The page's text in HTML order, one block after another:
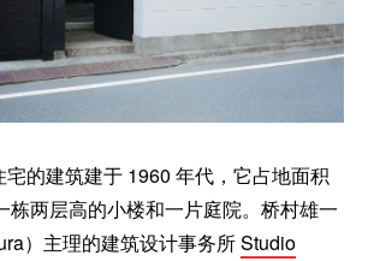
的建筑建于 1960 年代，它占地面积
栋两层高的小楼和一片庭院。桥村雄一
）主理的建筑设计事务所Studio